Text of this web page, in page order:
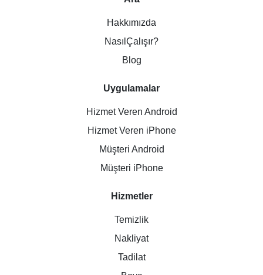
Hakkımızda
NasılÇalışır?
Blog
Uygulamalar
Hizmet Veren Android
Hizmet Veren iPhone
Müşteri Android
Müşteri iPhone
Hizmetler
Temizlik
Nakliyat
Tadilat